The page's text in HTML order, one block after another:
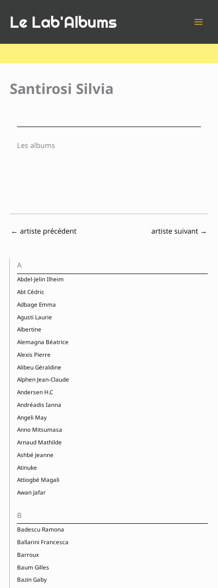
contenu
Le Lab'Albums
Santirosi Silvia
Les albums
← artiste précédent artiste suivant →
A
Abdel-Jelin Ilheim
Abt Cédric
Adbage Emma
Agusti Laurie
Albertine
Alemagna Béatrice
Alexis Pierre
Alibeu Géraldine
Alphen Jean-Claude
Andersen H.C
Andréadis Ianna
Angeli May
Anno Mitsumasa
Arnaud Mathilde
Ashbé Jeanne
Atinuke
Attiogbé Magali
Awan Jafar
B
Badescu Ramona
Ballarini Francesca
Barroux
Baum Gilles
Bazin Gaby